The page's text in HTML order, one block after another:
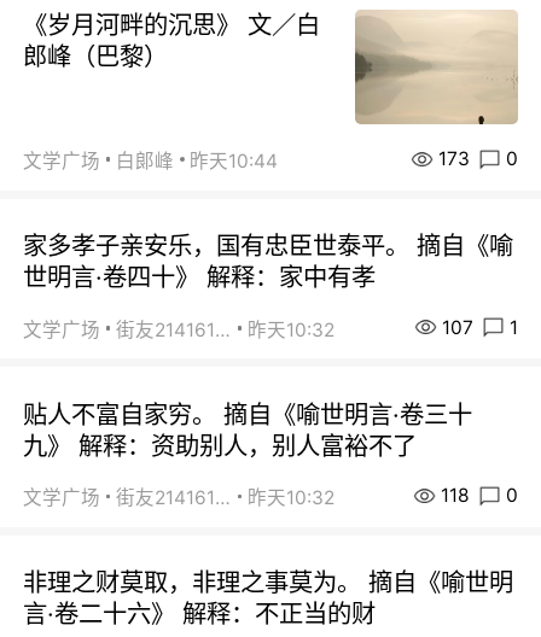
《岁月河畔的沉思》 文／白
郎峰（巴黎）
文学广场 白郞峰 昨天10:44 173 0
家多孝子亲安乐，国有忠臣世泰平。 摘自《喻
世明言·卷四十》 解释：家中有孝
文学广场 街友21416156 昨天10:32 107 1
贴人不富自家穷。 摘自《喻世明言·卷三十
九》 解释：资助别人，别人富裕不了
文学广场 街友21416156 昨天10:32 118 0
非理之财莫取，非理之事莫为。 摘自《喻世明
言·卷二十六》 解释：不正当的财